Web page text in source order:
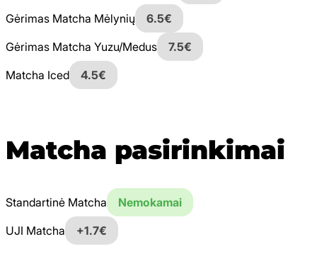
Gėrimas Matcha Mėlynių
6.5€
Gėrimas Matcha Yuzu/Medus
7.5€
Matcha Iced
4.5€
Matcha pasirinkimai
Standartinė Matcha
Nemokamai
UJI Matcha
+1.7€